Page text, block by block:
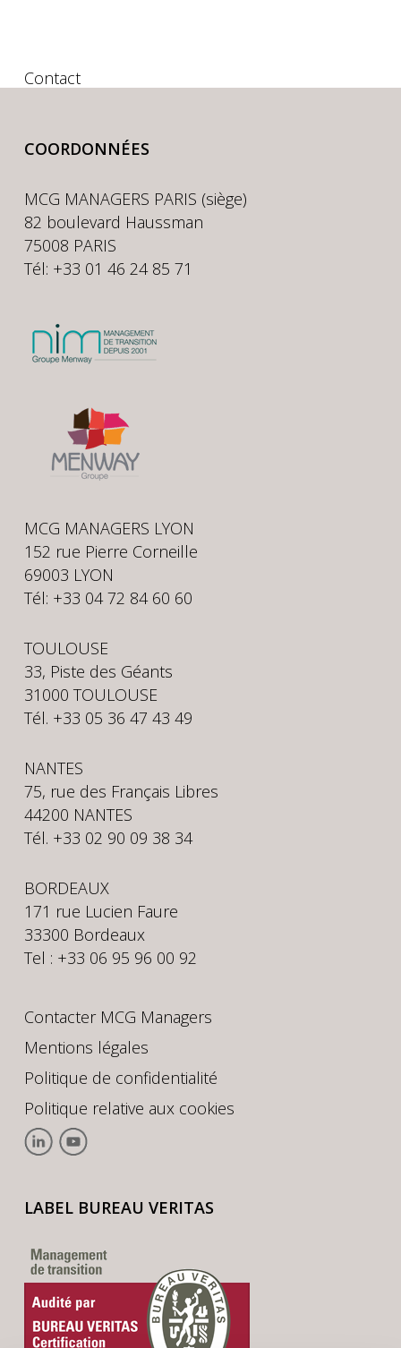
Contact
COORDONNÉES
MCG MANAGERS PARIS (siège)
82 boulevard Haussman
75008 PARIS
Tél: +33 01 46 24 85 71
MCG MANAGERS LYON
152 rue Pierre Corneille
69003 LYON
Tél: +33 04 72 84 60 60
TOULOUSE
33, Piste des Géants
31000 TOULOUSE
Tél. +33 05 36 47 43 49
NANTES
75, rue des Français Libres
44200 NANTES
Tél. +33 02 90 09 38 34
BORDEAUX
171 rue Lucien Faure
33300 Bordeaux
Tel : +33 06 95 96 00 92
Contacter MCG Managers
Mentions légales
Politique de confidentialité
Politique relative aux cookies
LABEL BUREAU VERITAS